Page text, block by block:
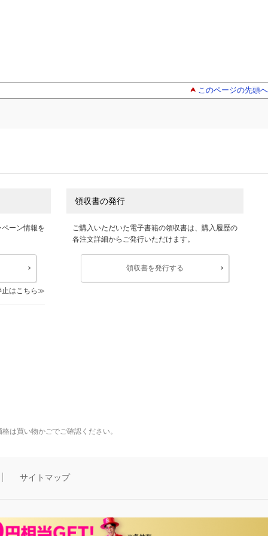
このページの先頭へ
ーン情報を
はこちら
領収書の発行
ご購入いただいた電子書籍の領収書は、購入履歴の
各注文詳細からご発行いただけます。
領収書を発行する
は買い物かごでご確認ください。
サイトマップ